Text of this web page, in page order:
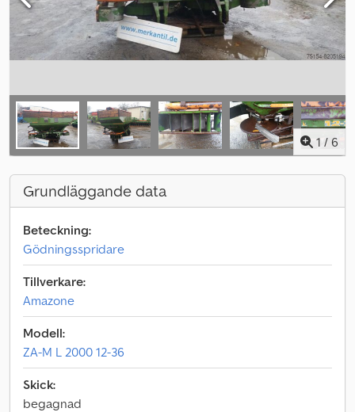
1 / 6
Grundläggande data
Beteckning:
Gödningsspridare
Tillverkare:
Amazone
Modell:
ZA-M L 2000 12-36
Skick:
begagnad